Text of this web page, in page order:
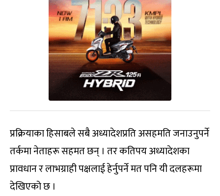
प्रक्रियाका हिसाबले सबै अध्यादेशप्रति असहमति जनाउनुपर्ने
तर्कमा नेताहरू सहमत छन् । तर कतिपय अध्यादेशका
प्रावधान र लाभग्राही पक्षलाई हेर्नुपर्ने मत पनि यी दलहरूमा
देखिएको छ ।